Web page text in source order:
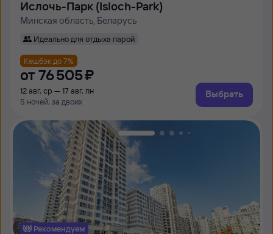
Ислочь-Парк (Isloch-Park)
Минская область, Беларусь
Идеально для отдыха парой
Кешбэк до 7%
от 76 ⁠505 ⁠₽
12 авг, ср — 17 авг, пн
5 ночей, за двоих
Выбрать
Рекомендуем